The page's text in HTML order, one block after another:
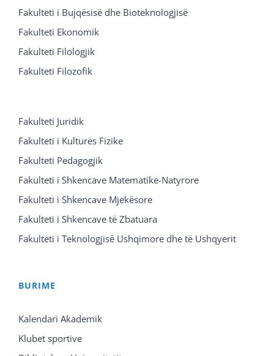
Fakulteti i Bujqësisë dhe Bioteknologjisë
Fakulteti Ekonomik
Fakulteti Filologjik
Fakulteti Filozofik
Fakulteti Juridik
Fakulteti i Kulturës Fizike
Fakulteti Pedagogjik
Fakulteti i Shkencave Matematike-Natyrore
Fakulteti i Shkencave Mjekësore
Fakulteti i Shkencave të Zbatuara
Fakulteti i Teknologjisë Ushqimore dhe të Ushqyerit
BURIME
Kalendari Akademik
Klubet sportive